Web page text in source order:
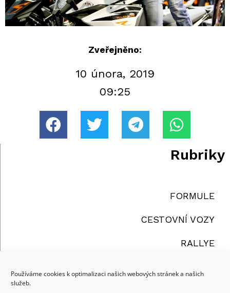
Používáme cookies k optimalizaci našich webových stránek a našich
služeb.
Zveřejněno:
10 února, 2019
09:25
Rubriky
FORMULE
CESTOVNÍ VOZY
RALLYE